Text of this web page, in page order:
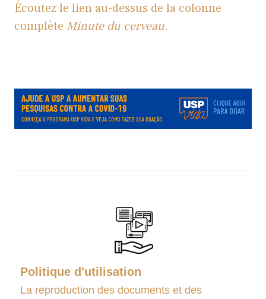
Écoutez le lien au-dessus de la colonne
complète Minute du cerveau.
Politique d'utilisation
La reproduction des documents et des